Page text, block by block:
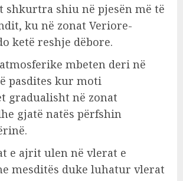
shkurtra shiu në pjesën më të
ku në zonat Veriore-
ketë reshje dëbore.
mbeten deri në
pasdites kur moti
gradualisht në zonat
gjatë natës përfshin
e ajrit ulen në vlerat e
mesditës duke luhatur vlerat